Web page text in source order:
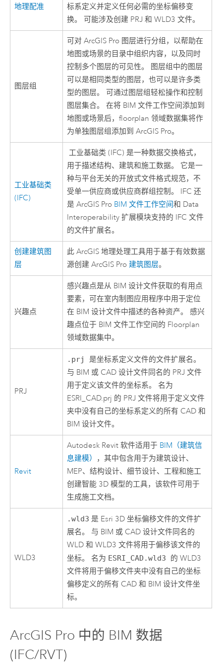
地理配准
标系定义并定义任何必需的坐标偏移变
换。 可能涉及创建 PRJ 和 WLD3 文件。
图层组
可对ArcGIS Pro 图层进行分组，以帮助在
地图或场景的目录中组织内容，以及同时
控制多个图层的可见性。 图层组中的图层
可以是相同类型的图层，也可以是许多类
型的图层。 可通过图层组轻松操作和控制
图层集合。 在将 BIM 文件工作空间添加到
地图或场景后，floorplan 领域数据集将作
为单独图层组添加到ArcGIS Pro。
工业基础类
(IFC)
工业基础类 (IFC) 是一种数据交换格式，
用于描述结构、建筑和施工数据。 它是一
种与平台无关的开放式文件格式规范，不
受单一供应商或供应商群组控制。 IFC 还
是ArcGIS Pro BIM 文件工作空间和 Data
Interoperability 扩展模块支持的 IFC 文件
的文件扩展名。
创建建筑图
层
此 ArcGIS 地理处理工具用于基于有效数据
源创建ArcGIS Pro 建筑图层。
兴趣点
感兴趣点是从 BIM 设计文件获取的有用点
要素，可在室内制图应用程序中用于定位
在 BIM 设计文件中描述的各种资产。 感兴
趣点位于 BIM 文件工作空间的 Floorplan
领域数据集中。
PRJ
.prj 是坐标系定义文件的文件扩展名。
与 BIM 或 CAD 设计文件同名的 PRJ 文件
用于定义该文件的坐标系。 名为
ESRI_CAD.prj 的 PRJ 文件将用于定义文件
夹中没有自己的坐标系定义的所有 CAD 和
BIM 设计文件。
Revit
Autodesk Revit 软件适用于 BIM（建筑信
息建模） ，其中包含用于为建筑设计、
MEP、结构设计、细节设计、工程和施工
创建智能 3D 模型的工具，该软件可用于
生成施工文档。
WLD3
.wld3 是 Esri 3D 坐标偏移文件的文件扩
展名。 与 BIM 或 CAD 设计文件同名的
WLD 和 WLD3 文件将用于偏移该文件的
坐标。 名为 ESRI_CAD.wld3 的 WLD3
文件将用于偏移文件夹中没有自己的坐标
偏移定义的所有 CAD 和 BIM 设计文件坐
标。
ArcGIS Pro 中的 BIM 数据
(IFC/RVT)